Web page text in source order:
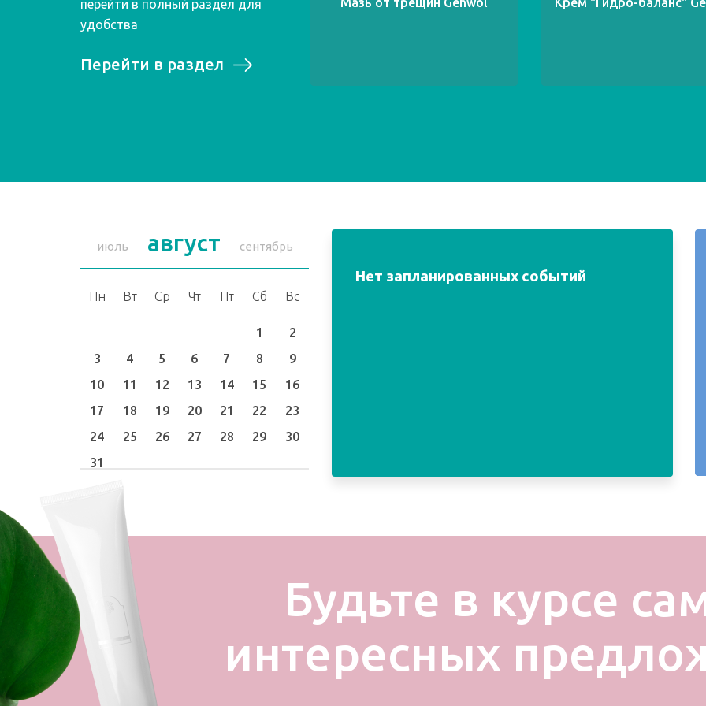
перейти в полный раздел для
удобства
Перейти в раздел
июль август сентябрь
Пн Вт Ср Чт Пт Сб Вс
1
2
3
4 5 6 7 8
9
10
11 12 13 14 15
16
17
18 19 20 21 22
23
24
25 26 27 28 29
30
31
Нет запланированных событий
Будьте в курсе
интересных